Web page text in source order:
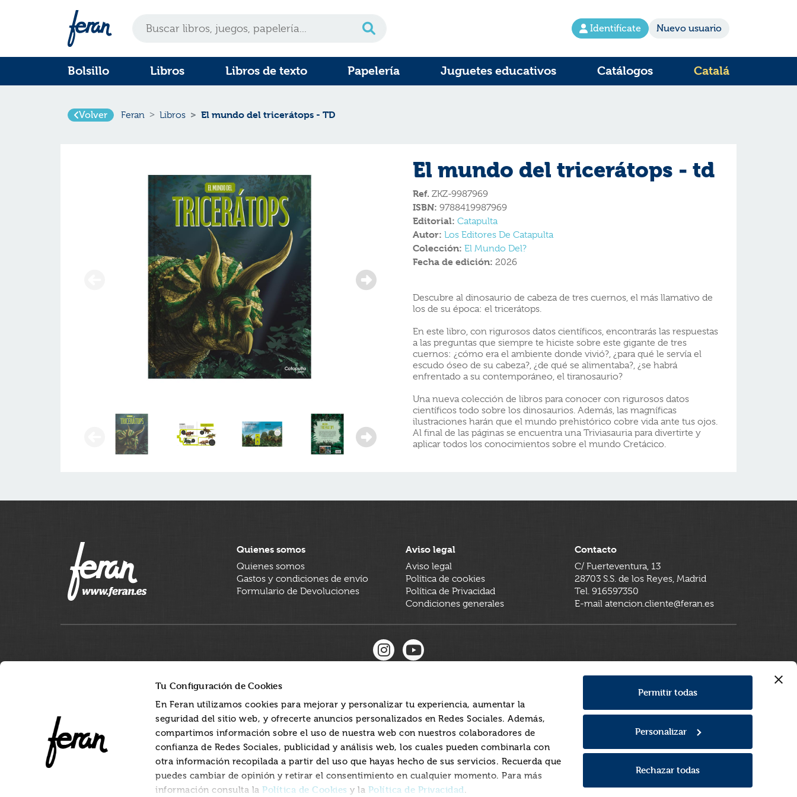
Tu Configuración de Cookies
En Feran utilizamos cookies para mejorar y personalizar tu experiencia, aumentar la
seguridad del sitio web, y ofrecerte anuncios personalizados en Redes Sociales. Además,
compartimos información sobre el uso de nuestra web con nuestros colaboradores de
confianza de Redes Sociales, publicidad y análisis web, los cuales pueden combinarla con
otra información recopilada a partir del uso que hayas hecho de sus servicios. Recuerda que
puedes cambiar de opinión y retirar el consentimiento en cualquier momento. Para más
información consulta laPolítica de Cookies y la Política de Privacidad.
Permitir todas
Personalizar
Rechazar todas
Identifícate Nuevo usuario
Bolsillo Libros Libros de texto Papelería Juguetes educativos Catálogos Catalá
Volver Feran Libros El mundo del tricerátops - TD
El mundo del tricerátops - td
Ref. ZKZ-9987969
ISBN: 9788419987969
Editorial: Catapulta
Autor: Los Editores De Catapulta
Colección: El Mundo Del?
Fecha de edición: 2026
Descubre al dinosaurio de cabeza de tres cuernos, el más llamativo de
los de su época: el tricerátops.
En este libro, con rigurosos datos científicos, encontrarás las respuestas
a las preguntas que siempre te hiciste sobre este gigante de tres
cuernos: ¿cómo era el ambiente donde vivió?, ¿para qué le servía el
escudo óseo de su cabeza?, ¿de qué se alimentaba?, ¿se habrá
enfrentado a su contemporáneo, el tiranosaurio?
Una nueva colección de libros para conocer con rigurosos datos
científicos todo sobre los dinosaurios. Además, las magníficas
ilustraciones harán que el mundo prehistórico cobre vida ante tus ojos.
Al final de las páginas se encuentra una Triviasauria para divertirte y
aplicar todos los conocimientos sobre el mundo Cretácico.
Quienes somos
Quienes somos
Gastos y condiciones de envío
Formulario de Devoluciones
Aviso legal
Aviso legal
Política de cookies
Política de Privacidad
Condiciones generales
Contacto
C/ Fuerteventura, 13
28703 S.S. de los Reyes, Madrid
Tel. 916597350
E-mail atencion.cliente@feran.es